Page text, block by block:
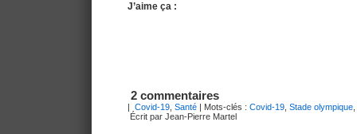
J’aime ça :
2 commentaires
Covid-19 Santé | Mots-clés : Covid-19 Stade olympique
Écrit par Jean-Pierre Martel